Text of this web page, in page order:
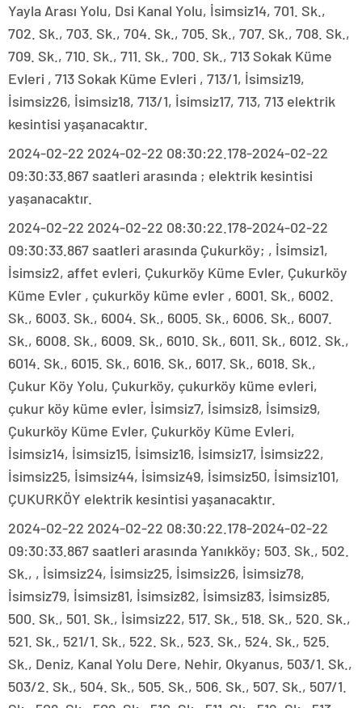
Yayla Arası Yolu, Dsi Kanal Yolu, İsimsiz14, 701. Sk.,
702. Sk., 703. Sk., 704. Sk., 705. Sk., 707. Sk., 708. Sk.,
709. Sk., 710. Sk., 711. Sk., 700. Sk., 713 Sokak Küme
Evleri , 713 Sokak Küme Evleri , 713/1, İsimsiz19,
İsimsiz26, İsimsiz18, 713/1, İsimsiz17, 713, 713 elektrik
kesintisi yaşanacaktır.
2024-02-22 2024-02-22 08:30:22.178-2024-02-22
09:30:33.867 saatleri arasında ; elektrik kesintisi
yaşanacaktır.
2024-02-22 2024-02-22 08:30:22.178-2024-02-22
09:30:33.867 saatleri arasında Çukurköy; , İsimsiz1,
İsimsiz2, affet evleri, Çukurköy Küme Evler, Çukurköy
Küme Evler , çukurköy küme evler , 6001. Sk., 6002.
Sk., 6003. Sk., 6004. Sk., 6005. Sk., 6006. Sk., 6007.
Sk., 6008. Sk., 6009. Sk., 6010. Sk., 6011. Sk., 6012. Sk.,
6014. Sk., 6015. Sk., 6016. Sk., 6017. Sk., 6018. Sk.,
Çukur Köy Yolu, Çukurköy, çukurköy küme evleri,
çukur köy küme evler, İsimsiz7, İsimsiz8, İsimsiz9,
Çukurköy Küme Evler, Çukurköy Küme Evleri,
İsimsiz14, İsimsiz15, İsimsiz16, İsimsiz17, İsimsiz22,
İsimsiz25, İsimsiz44, İsimsiz49, İsimsiz50, İsimsiz101,
ÇUKURKÖY elektrik kesintisi yaşanacaktır.
2024-02-22 2024-02-22 08:30:22.178-2024-02-22
09:30:33.867 saatleri arasında Yanıkköy; 503. Sk., 502.
Sk., , İsimsiz24, İsimsiz25, İsimsiz26, İsimsiz78,
İsimsiz79, İsimsiz81, İsimsiz82, İsimsiz83, İsimsiz85,
500. Sk., 501. Sk., İsimsiz22, 517. Sk., 518. Sk., 520. Sk.,
521. Sk., 521/1. Sk., 522. Sk., 523. Sk., 524. Sk., 525.
Sk., Deniz, Kanal Yolu Dere, Nehir, Okyanus, 503/1. Sk.,
503/2. Sk., 504. Sk., 505. Sk., 506. Sk., 507. Sk., 507/1.